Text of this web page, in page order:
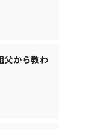
父から教わ